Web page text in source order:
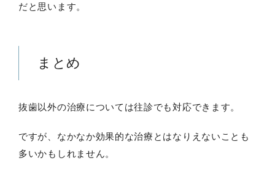
だと思います。
まとめ
抜歯以外の治療については往診でも対応できます。
ですが、なかなか効果的な治療とはなりえないことも
多いかもしれません。